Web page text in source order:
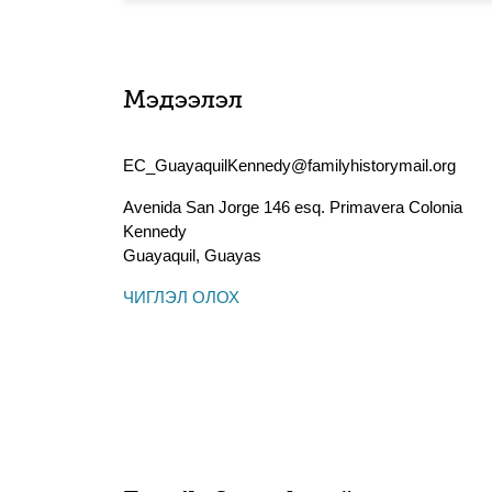
Мэдээлэл
EC_GuayaquilKennedy@familyhistorymail.org
Avenida San Jorge 146 esq. Primavera Colonia
Kennedy
Guayaquil, Guayas
ЧИГЛЭЛ ОЛОХ